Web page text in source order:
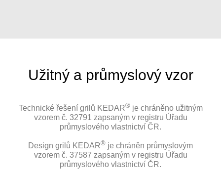
Užitný a průmyslový vzor
Technické řešení grilů KEDAR®je chráněno užitným
vzorem č. 32791 zapsaným v registru Úřadu
průmyslového vlastnictví ČR.
Design grilů KEDAR® je chráněn průmyslovým
vzorem č. 37587 zapsaným v registru Úřadu
průmyslového vlastnictví ČR.